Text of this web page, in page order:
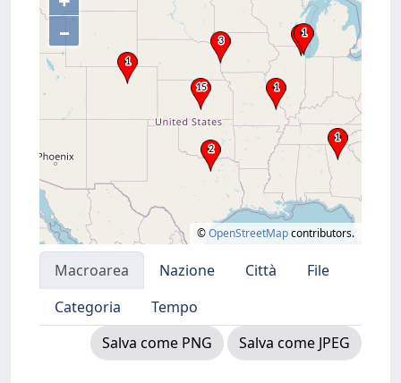
–
©OpenStreetMapcontributors.
Macroarea Nazione Città
File
Categoria
Tempo
Salva come PNG
Salva come JPEG